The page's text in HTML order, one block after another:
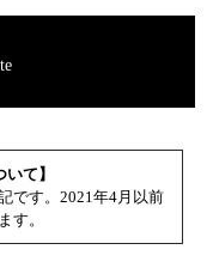
て】
です。2021年4月以前
す。